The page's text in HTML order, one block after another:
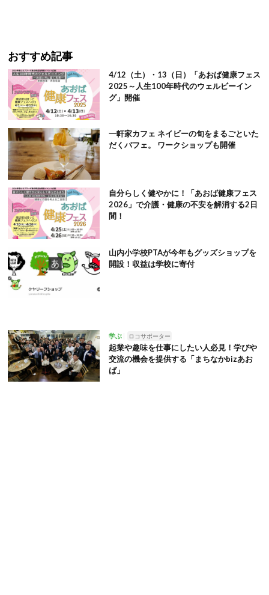
おすすめ記事
4/12（土）・13（日）「あおば健康フェス
2025～人生100年時代のウェルビーイン
グ」開催
一軒家カフェ ネイビーの旬をまるごといた
だくパフェ。 ワークショップも開催
自分らしく健やかに！「あおば健康フェス
2026」で介護・健康の不安を解消する2日
間！
山内小学校PTAが今年もグッズショップを
開設！収益は学校に寄付
学ぶ ロコサポーター
起業や趣味を仕事にしたい人必見！学びや
交流の機会を提供する「まちなかbizあお
ば」